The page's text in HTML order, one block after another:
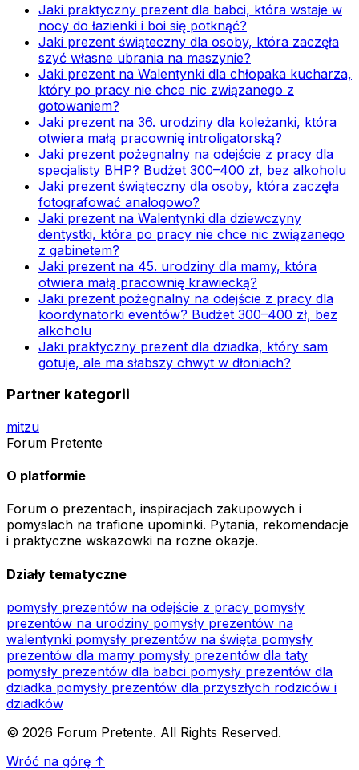
Jaki praktyczny prezent dla babci, która wstaje w
nocy do łazienki i boi się potknąć?
Jaki prezent świąteczny dla osoby, która zaczęła
szyć własne ubrania na maszynie?
Jaki prezent na Walentynki dla chłopaka kucharza,
który po pracy nie chce nic związanego z
gotowaniem?
Jaki prezent na 36. urodziny dla koleżanki, która
otwiera małą pracownię introligatorską?
Jaki prezent pożegnalny na odejście z pracy dla
specjalisty BHP? Budżet 300–400 zł, bez alkoholu
Jaki prezent świąteczny dla osoby, która zaczęła
fotografować analogowo?
Jaki prezent na Walentynki dla dziewczyny
dentystki, która po pracy nie chce nic związanego
z gabinetem?
Jaki prezent na 45. urodziny dla mamy, która
otwiera małą pracownię krawiecką?
Jaki prezent pożegnalny na odejście z pracy dla
koordynatorki eventów? Budżet 300–400 zł, bez
alkoholu
Jaki praktyczny prezent dla dziadka, który sam
gotuje, ale ma słabszy chwyt w dłoniach?
Partner kategorii
mitzu
Forum Pretente
O platformie
Forum o prezentach, inspiracjach zakupowych i
pomyslach na trafione upominki. Pytania, rekomendacje
i praktyczne wskazowki na rozne okazje.
Działy tematyczne
pomysły prezentów na odejście z pracy pomysły
prezentów na urodziny pomysły prezentów na
walentynki pomysły prezentów na święta pomysły
prezentów dla mamy pomysły prezentów dla taty
pomysły prezentów dla babci pomysły prezentów dla
dziadka pomysły prezentów dla przyszłych rodziców i
dziadków
© 2026 Forum Pretente. All Rights Reserved.
Wróć na górę ↑